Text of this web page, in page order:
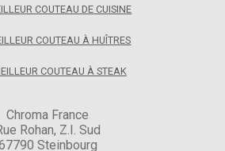
COUTEAU DE CUISINE
COUTEAU À HUÎTRES
COUTEAU À STEAK
Chroma France
Rohan, Z.I. Sud
Steinbourg